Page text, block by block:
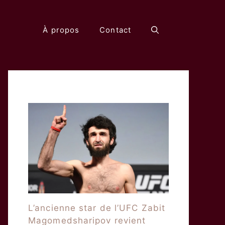
À propos Contact
L’ancienne star de l’UFC Zabit
Magomedsharipov revient